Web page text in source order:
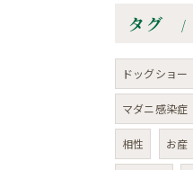
タグ
ドッグショー
マダニ感染症
相性 お産